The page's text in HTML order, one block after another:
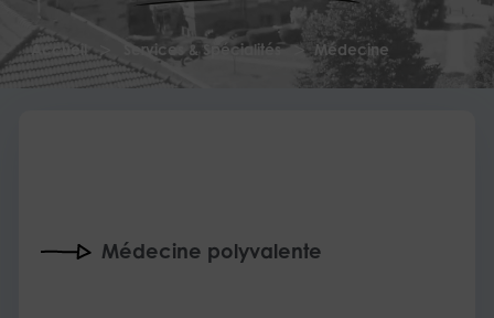
Accueil > Services & Spécialités > Médecine
Médecine polyvalente